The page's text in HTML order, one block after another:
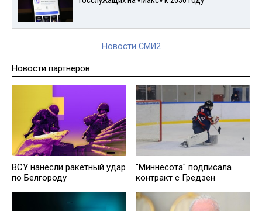
Новости СМИ2
Новости партнеров
ВСУ нанесли ракетный удар
по Белгороду
"Миннесота" подписала
контракт с Гредзен